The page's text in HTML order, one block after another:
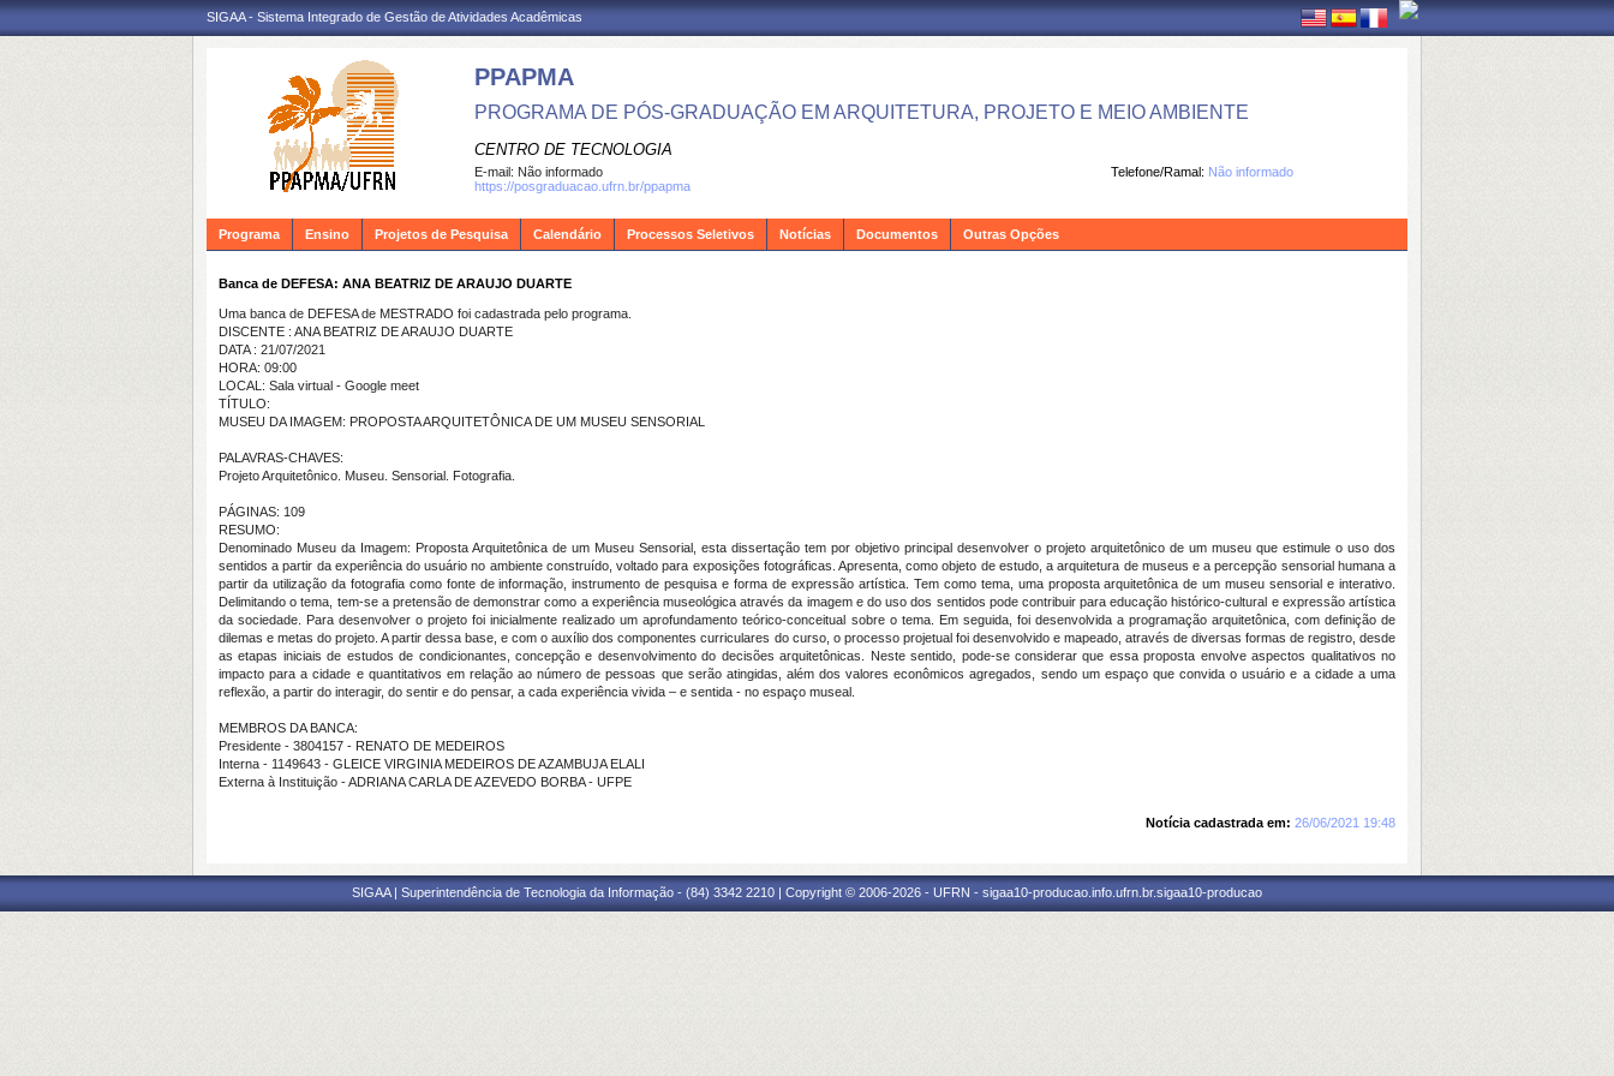
SIGAA - Sistema Integrado de Gestão de Atividades Acadêmicas
PPAPMA
PROGRAMA DE PÓS-GRADUAÇÃO EM ARQUITETURA, PROJETO E MEIO AMBIENTE
CENTRO DE TECNOLOGIA
Telefone/Ramal: Não informado
E-mail: Não informado
https://posgraduacao.ufrn.br/ppapma
Programa Ensino Projetos de Pesquisa Calendário Processos Seletivos Notícias Documentos Outras Opções
Banca de DEFESA: ANA BEATRIZ DE ARAUJO DUARTE
Uma banca de DEFESA de MESTRADO foi cadastrada pelo programa.
DISCENTE : ANA BEATRIZ DE ARAUJO DUARTE
DATA : 21/07/2021
HORA: 09:00
LOCAL: Sala virtual - Google meet
TÍTULO:
MUSEU DA IMAGEM: PROPOSTA ARQUITETÔNICA DE UM MUSEU SENSORIAL
PALAVRAS-CHAVES:
Projeto Arquitetônico. Museu. Sensorial. Fotografia.
PÁGINAS: 109
RESUMO:
Denominado Museu da Imagem: Proposta Arquitetônica de um Museu Sensorial, esta dissertação tem por objetivo principal desenvolver o projeto arquitetônico de um museu que estimule o uso dos
sentidos a partir da experiência do usuário no ambiente construído, voltado para exposições fotográficas. Apresenta, como objeto de estudo, a arquitetura de museus e a percepção sensorial humana a
partir da utilização da fotografia como fonte de informação, instrumento de pesquisa e forma de expressão artística. Tem como tema, uma proposta arquitetônica de um museu sensorial e interativo.
Delimitando o tema, tem-se a pretensão de demonstrar como a experiência museológica através da imagem e do uso dos sentidos pode contribuir para educação histórico-cultural e expressão artística
da sociedade. Para desenvolver o projeto foi inicialmente realizado um aprofundamento teórico-conceitual sobre o tema. Em seguida, foi desenvolvida a programação arquitetônica, com definição de
dilemas e metas do projeto. A partir dessa base, e com o auxílio dos componentes curriculares do curso, o processo projetual foi desenvolvido e mapeado, através de diversas formas de registro, desde
as etapas iniciais de estudos de condicionantes, concepção e desenvolvimento do decisões arquitetônicas. Neste sentido, pode-se considerar que essa proposta envolve aspectos qualitativos no
impacto para a cidade e quantitativos em relação ao número de pessoas que serão atingidas, além dos valores econômicos agregados, sendo um espaço que convida o usuário e a cidade a uma
reflexão, a partir do interagir, do sentir e do pensar, a cada experiência vivida – e sentida - no espaço museal.
MEMBROS DA BANCA:
Presidente - 3804157 - RENATO DE MEDEIROS
Interna - 1149643 - GLEICE VIRGINIA MEDEIROS DE AZAMBUJA ELALI
Externa à Instituição - ADRIANA CARLA DE AZEVEDO BORBA - UFPE
Notícia cadastrada em: 26/06/2021 19:48
SIGAA | Superintendência de Tecnologia da Informação - (84) 3342 2210 | Copyright © 2006-2026 - UFRN - sigaa10-producao.info.ufrn.br.sigaa10-producao